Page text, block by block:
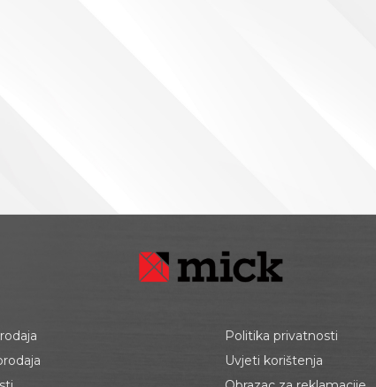
Politika privatnosti
Uvjeti korištenja